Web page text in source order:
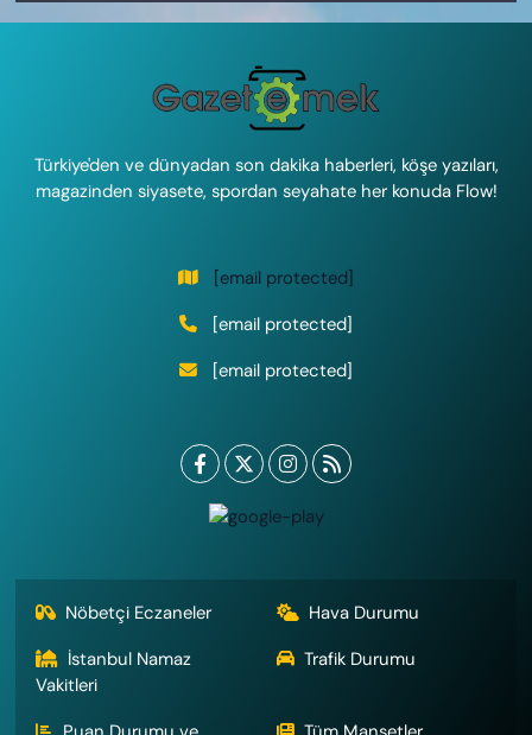
Türkiye'den ve dünyadan son dakika haberleri, köşe yazıları,
magazinden siyasete, spordan seyahate her konuda Flow!
[email protected]
[email protected]
[email protected]
Nöbetçi Eczaneler
Hava Durumu
İstanbul Namaz
Vakitleri
Trafik Durumu